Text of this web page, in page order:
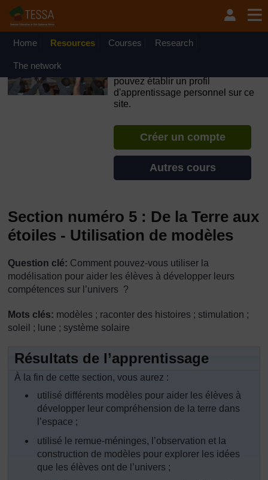
Passer au contenu principal
OpenLearn Create will be unavailable on Wednesday 12
August 2026 from 8am to 10.30am (GMT) due to routine
Home Resources Courses Research
The network
pouvez établir un profil
d'apprentissage personnel sur ce
site.
Créer un compte
Autres cours
Section numéro 5 : De la Terre aux
étoiles - Utilisation de modèles
Question clé: Comment pouvez-vous utiliser la
modélisation pour aider les élèves à développer leurs
compétences sur l’univers ?
Mots clés: modèles ; raconter des histoires ; stimulation ;
soleil ; lune ; système solaire
Résultats de l’apprentissage
À la fin de cette section, vous aurez :
utilisé différents modèles pour aider les élèves à
développer leur compréhension de la terre dans
l’espace ;
utilisé le remue-méninges, l’observation et la
construction de modèles pour explorer les idées
que les élèves ont de l’univers ;